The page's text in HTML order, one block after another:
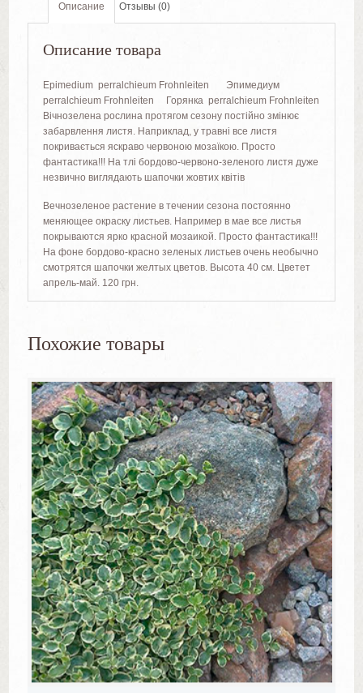
Описание Отзывы (0)
Описание товара
Epimedium perralchieum Frohnleiten Эпимедиум
perralchieum Frohnleiten Горянка perralchieum Frohnleiten
Вічнозелена рослина протягом сезону постійно змінює
забарвлення листя. Наприклад, у травні все листя
покривається яскраво червоною мозаїкою. Просто
фантастика!!! На тлі бордово-червоно-зеленого листя дуже
незвично виглядають шапочки жовтих квітів
Вечнозеленое растение в течении сезона постоянно
меняющее окраску листьев. Например в мае все листья
покрываются ярко красной мозаикой. Просто фантастика!!!
На фоне бордово-красно зеленых листьев очень необычно
смотрятся шапочки желтых цветов. Высота 40 см. Цветет
апрель-май. 120 грн.
Похожие товары